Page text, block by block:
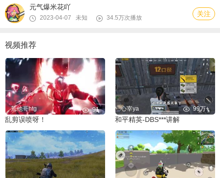
元气爆米花吖
2023-04-07 未知 34.5万次播放 关注
视频推荐
荒他哥htg 91
乱剪误喷呀！
心宰ya 99万+
和平精英-DBS***讲解